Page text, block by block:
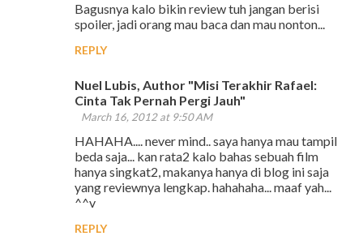
Bagusnya kalo bikin review tuh jangan berisi
spoiler, jadi orang mau baca dan mau nonton...
REPLY
Nuel Lubis, Author "Misi Terakhir Rafael:
Cinta Tak Pernah Pergi Jauh"
March 16, 2012 at 9:50 AM
HAHAHA.... never mind.. saya hanya mau tampil
beda saja... kan rata2 kalo bahas sebuah film
hanya singkat2, makanya hanya di blog ini saja
yang reviewnya lengkap. hahahaha... maaf yah...
^^v
REPLY